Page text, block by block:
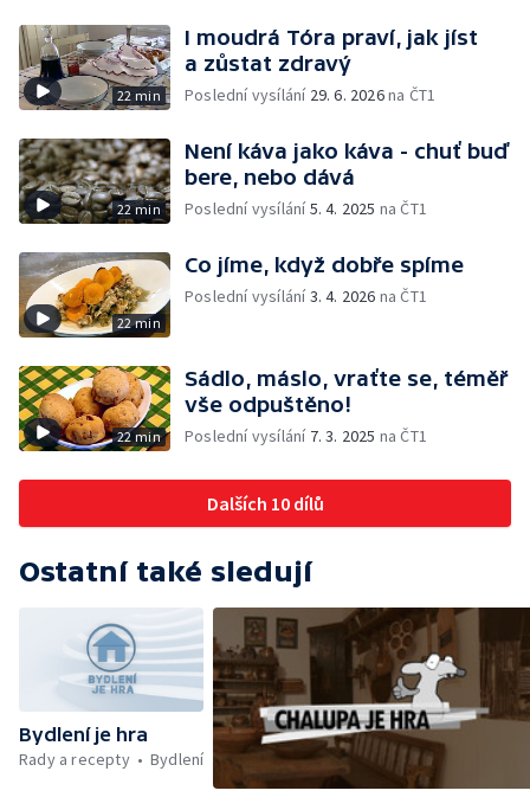
22 min
I moudrá Tóra praví, jak jíst
a zůstat zdravý
Poslední vysílání 29. 6. 2026na ČT1
22 min
Není káva jako káva - chuť buď
bere, nebo dává
Poslední vysílání5. 4. 2025 na ČT1
22 min
Co jíme, když dobře spíme
Poslední vysílání3. 4. 2026 na ČT1
22 min
Sádlo, máslo, vraťte se, téměř
vše odpuštěno!
Poslední vysílání 7. 3. 2025 na ČT1
Dalších 10 dílů
Ostatní také sledují
Bydlení je hra
Rady a recepty
Bydlení